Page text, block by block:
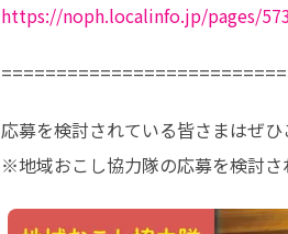
https://noph.localinfo.jp/pages/
応募を検討されている皆さまはぜひ
※地域おこし協力隊の応募を検討